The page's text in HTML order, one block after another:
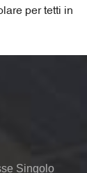
per tetti in
Singolo